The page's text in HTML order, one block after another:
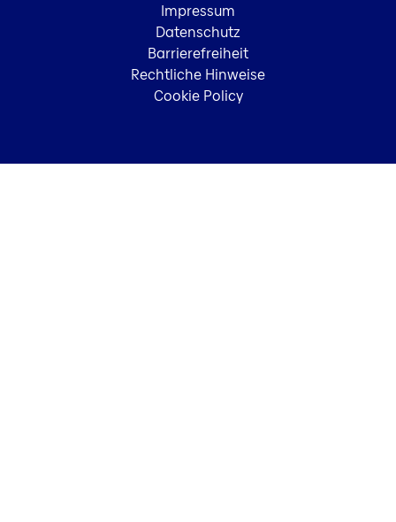
Impressum
Datenschutz
Barrierefreiheit
Rechtliche Hinweise
Cookie Policy